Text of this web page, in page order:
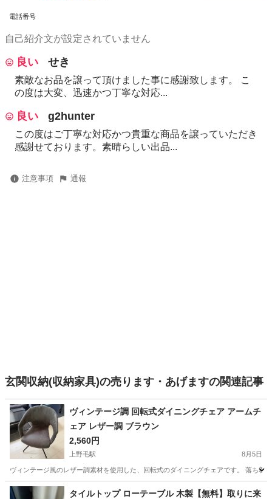
電話番号
自己紹介文が設定されていません
良い せき
素敵なお品を譲って頂けました事に感謝致します。 こ
の度は大変、迅速かつ丁寧な対応...
良い g2hunter
この度はご丁寧な対応かつ貴重な商品を譲っていただき
感謝せております。素晴らしい出品...
注意事項 通報
玄関収納(収納家具)の売ります・あげますの関連記事
ヴィンテージ調 回転式ダイニングチェア アームチ
ェア レザー調 ブラウン
2,560円
上野毛駅 8月5日
ヴィンテージ風のレザー調素材を使用した、回転式のダイニングチェアです。 落ち
東京 世田谷区 上野毛駅
タイルトップ ローテーブル 木製【無料】取りに来